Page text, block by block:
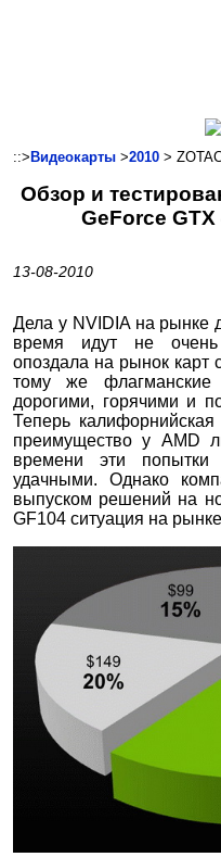
::> Видеокарты >2010 >
Обзор и
GeForce
13-08-2010
Дела у NVIDIA на рынке
время идут не
опоздала на рынок карт
тому же флагманские
дорогими, горячими и
Теперь
преимущество у AMD
времени эти
удачными. Однако
выпуском решений на
GF104 ситуация на